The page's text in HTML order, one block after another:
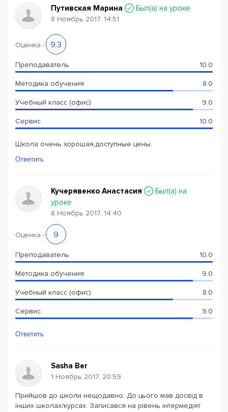
Путивская Марина Был(a) на уроке
8 Ноябрь 2017, 14:51
Оценка - 9.3
Преподаватель 10.0
Методика обучения 8.0
Учебный класс (офис) 9.0
Сервис 10.0
Школа очень хорошая,доступные цены.
Ответить
Кучерявенко Анастасия
Был(a) на
уроке
8 Ноябрь 2017, 14:40
Оценка - 9
Преподаватель 10.0
Методика обучения 9.0
Учебный класс (офис) 8.0
Сервис 9.0
Ответить
Sasha Ber
1 Ноябрь 2017, 20:59
Прийшов до школи нещодавно. До цього мав досвід в
інших школах/курсах. Записався на рівень інтермедіят